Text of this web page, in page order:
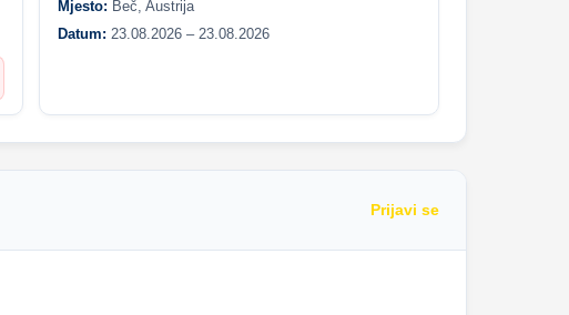
Mjesto: Beč, Austrija
Datum: 23.08.2026 – 23.08.2026
Prijavi se